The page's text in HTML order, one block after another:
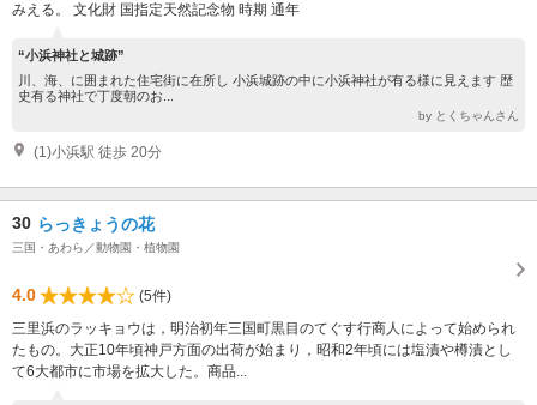
みえる。 文化財 国指定天然記念物 時期 通年
“小浜神社と城跡”
川、海、に囲まれた住宅街に在所し 小浜城跡の中に小浜神社が有る様に見えます 歴
史有る神社で丁度朝のお...
by とくちゃんさん
(1)小浜駅 徒歩 20分
30 らっきょうの花
三国・あわら／動物園・植物園
4.0
(5件)
三里浜のラッキョウは，明治初年三国町黒目のてぐす行商人によって始められ
たもの。大正10年頃神戸方面の出荷が始まり，昭和2年頃には塩漬や樽漬とし
て6大都市に市場を拡大した。商品...